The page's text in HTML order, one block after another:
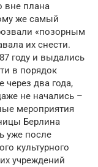
вне плана
же самый
«позорным
их снести.
году и выдались
в порядок
два года,
не начались –
мероприятия
Берлина
уже после
культурного
учреждений